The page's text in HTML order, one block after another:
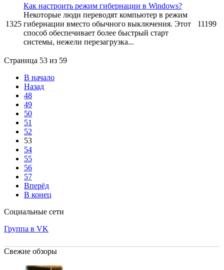
1325
Как настроить режим гибернации в Windows?
Некоторые люди переводят компьютер в режим
гибернации вместо обычного выключения. Этот
способ обеспечивает более быстрый старт
системы, нежели перезагрузка...
11199
Страница 53 из 59
В начало
Назад
48
49
50
51
52
53
54
55
56
57
Вперёд
В конец
Социальные сети
Группа в VK
Свежие обзоры